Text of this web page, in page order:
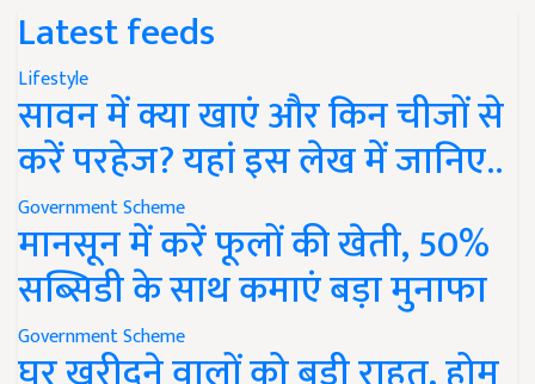
Latest feeds
Lifestyle
सावन में क्या खाएं और किन चीजों से
करें परहेज? यहां इस लेख में जानिए..
Government Scheme
मानसून में करें फूलों की खेती, 50%
सब्सिडी के साथ कमाएं बड़ा मुनाफा
Government Scheme